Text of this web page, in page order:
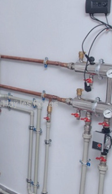
les Roses